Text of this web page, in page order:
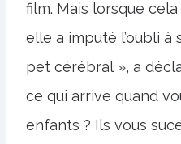
film. Mais lorsque cela
elle a imputé l’oubli à
pet cérébral », a
ce qui arrive quand
enfants ? Ils vous